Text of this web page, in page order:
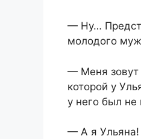
— Ну…
молодого
— Меня зовут
которой у
у него был не
— А я Ульяна!